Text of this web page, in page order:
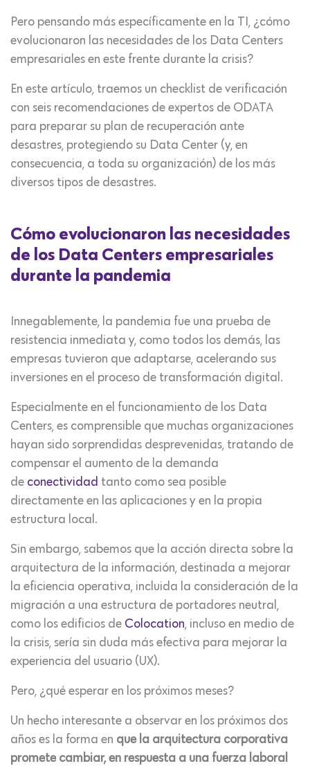
Pero pensando más específicamente en la TI, ¿cómo
evolucionaron las necesidades de los Data Centers
empresariales en este frente durante la crisis?
En este artículo, traemos un checklist de verificación
con seis recomendaciones de expertos de ODATA
para preparar su plan de recuperación ante
desastres, protegiendo su Data Center (y, en
consecuencia, a toda su organización) de los más
diversos tipos de desastres.
Cómo evolucionaron las necesidades
de los Data Centers empresariales
durante la pandemia
Innegablemente, la pandemia fue una prueba de
resistencia inmediata y, como todos los demás, las
empresas tuvieron que adaptarse, acelerando sus
inversiones en el proceso de transformación digital.
Especialmente en el funcionamiento de los Data
Centers, es comprensible que muchas organizaciones
hayan sido sorprendidas desprevenidas, tratando de
compensar el aumento de la demanda
de conectividad tanto como sea posible
directamente en las aplicaciones y en la propia
estructura local.
Sin embargo, sabemos que la acción directa sobre la
arquitectura de la información, destinada a mejorar
la eficiencia operativa, incluida la consideración de la
migración a una estructura de portadores neutral,
como los edificios de Colocation, incluso en medio de
la crisis, sería sin duda más efectiva para mejorar la
experiencia del usuario (UX).
Pero, ¿qué esperar en los próximos meses?
Un hecho interesante a observar en los próximos dos
años es la forma en que la arquitectura corporativa
promete cambiar, en respuesta a una fuerza laboral